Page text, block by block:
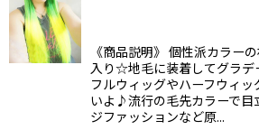
《商品説明》 個性派カラー
入り☆地毛に装着してグラデ
フルウィッグやハーフウィッ
いよ♪流行の毛先カラーで目
ジファッションなど原…